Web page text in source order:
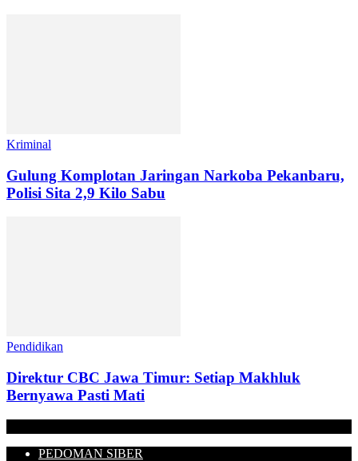
Kriminal
Gulung Komplotan Jaringan Narkoba Pekanbaru,
Polisi Sita 2,9 Kilo Sabu
Pendidikan
Direktur CBC Jawa Timur: Setiap Makhluk
Bernyawa Pasti Mati
PEDOMAN SIBER